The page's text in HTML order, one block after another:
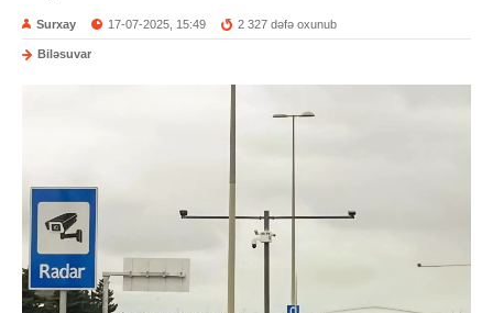
Surxay 17-07-2025, 15:49 2 327 dəfə oxunub
Biləsuvar